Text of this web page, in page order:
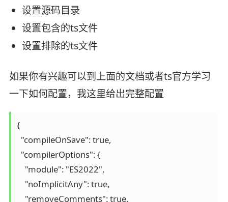
设置源码目录
设置包含的ts文件
设置排除的ts文件
如果你有兴趣可以到上面的文档或者ts官方学习
一下如何配置，我这里给出完整配置
{
  "compileOnSave": true,
  "compilerOptions": {
    "module": "ES2022",
    "noImplicitAny": true,
    "removeComments": true,